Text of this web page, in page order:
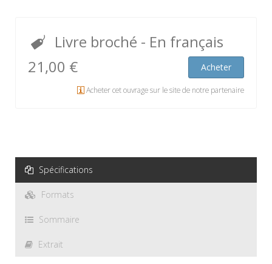
Livre broché - En français
21,00 €
Acheter
Acheter cet ouvrage sur le site de notre partenaire
Spécifications
Formats
Sommaire
Extrait